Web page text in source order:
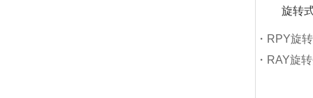
旋转
・RPY旋
・RAY旋